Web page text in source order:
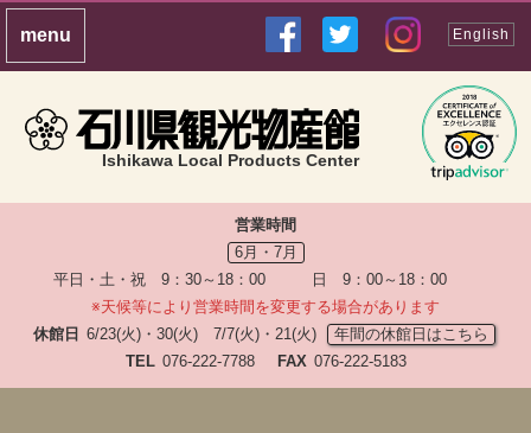
Ishikawa Local Products Center
English
営業時間
6月・7月
平日・土・祝 9：30～18：00 日 9：00～18：00
※天候等により営業時間を変更する場合があります
休館日 6/23(火)・30(火) 7/7(火)・21(火)
年間の休館日はこちら
TEL 076-222-7788 FAX 076-222-5183